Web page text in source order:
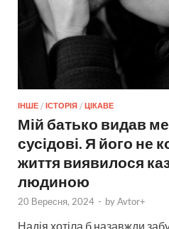
ІНШЕ / ІСТОРІЯ / ЦІКАВЕ
Мій батько видав
сусідові. Я його не
життя виявилося
людиною
20 Вересня, 2024 - byAvtor+
Надія хотіла б назавжди